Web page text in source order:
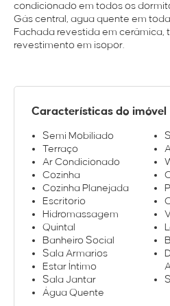
condicionado em todos os
Gás central, agua quente em
Fachada revestida em cerâmica,
revestimento em isopor.
Características do imóvel
Semi Mobiliado
Terraço
Ar Condicionado
Cozinha
Cozinha Planejada
Escritorio
Hidromassagem
Quintal
Banheiro Social
Sala Armarios
Estar Íntimo
Sala Jantar
Água Quente